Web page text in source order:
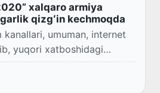
xalqaro armiya
qizgʻin kechmoqda
kanallari, umuman, internet
yuqori xatboshidagi
shunchaki kiritsangiz
iborat tankchilari...